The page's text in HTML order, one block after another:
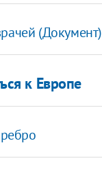
(Документ)
к Европе